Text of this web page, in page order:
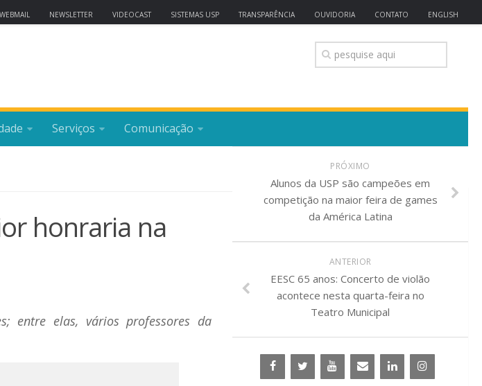
WEBMAIL NEWSLETTER VIDEOCAST SISTEMAS USP TRANSPARÊNCIA OUVIDORIA CONTATO ENGLISH
Serviços Comunicação
honraria na
entre elas, vários professores da
PRÓXIMO
Alunos da USP são campeões em
competição na maior feira de games
da América Latina
ANTERIOR
EESC 65 anos: Concerto de violão
acontece nesta quarta-feira no
Teatro Municipal